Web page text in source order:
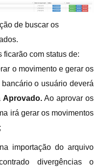
de buscar os
ficarão com status de:
o movimento e gerar os
o usuário deverá
Aprovado. Ao aprovar os
irá gerar os movimentos
importação do arquivo
divergências o